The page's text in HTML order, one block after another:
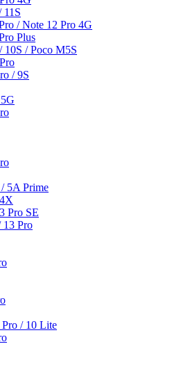
11S
/ Note 12 Pro 4G
Plus
10S / Poco M5S
/ 9S
5A Prime
Pro SE
Pro
/ 10 Lite